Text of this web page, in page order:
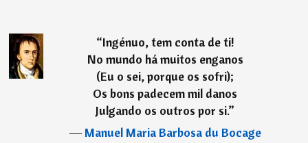
“Ingénuo, tem conta de ti!
No mundo há muitos enganos
(Eu o sei, porque os sofri);
Os bons padecem mil danos
Julgando os outros por si.”
―Manuel Maria Barbosa du Bocage